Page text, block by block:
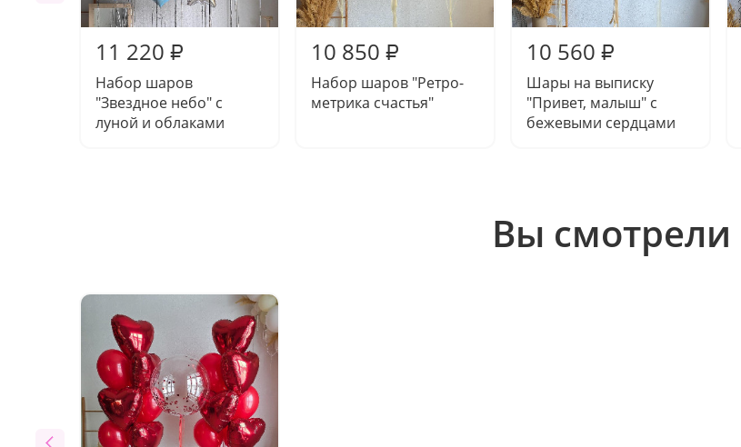
11 220 ₽
Набор шаров
"Звездное небо" с
луной и облаками
10 850 ₽
Набор шаров "Ретро-
метрика счастья"
10 560 ₽
Шары на выписку
"Привет, малыш" с
бежевыми сердцами
Вы смотрели